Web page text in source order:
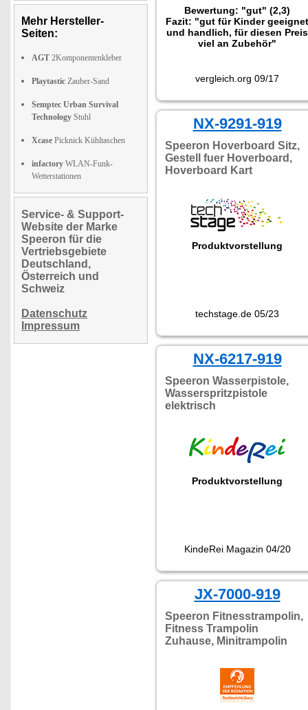
Mehr Hersteller-
Seiten:
AGT 2Komponentenkleber
Playtastic Zauber-Sand
Semptec Urban Survival
Technology Stuhl
Xcase Picknick Kühltaschen
infactory WLAN-Funk-
Wetterstationen
Service- & Support-
Website der Marke
Speeron für die
Vertriebsgebiete
Deutschland,
Österreich und
Schweiz
Datenschutz
Impressum
Bewertung: "gut" (2,3)
Fazit: "gut für Kinder geeignet
und handlich, für diesen Preis
viel an Zubehör"
vergleich.org 09/17
NX-9291-919
Speeron Hoverboard Sitz,
Gestell fuer Hoverboard,
Hoverboard Kart
Produktvorstellung
techstage.de 05/23
NX-6217-919
Speeron Wasserpistole,
Wasserspritzpistole
elektrisch
Produktvorstellung
KindeRei Magazin 04/20
JX-7000-919
Speeron Fitnesstrampolin,
Fitness Trampolin
Zuhause, Minitrampolin